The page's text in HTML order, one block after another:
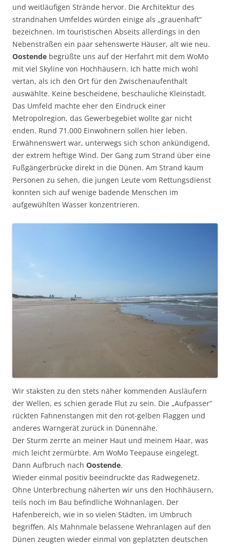
und weitläufigen Strände hervor. Die Architektur des
strandnahen Umfeldes würden einige als „grauenhaft“
bezeichnen. Im touristischen Abseits allerdings in den
Nebenstraßen ein paar sehenswerte Häuser, alt wie neu.
Oostende begrüßte uns auf der Herfahrt mit dem WoMo
mit viel Skyline von Hochhäusern. Ich hatte mich wohl
vertan, als ich den Ort für den Zwischenaufenthalt
auswählte. Keine bescheidene, beschauliche Kleinstadt.
Das Umfeld machte eher den Eindruck einer
Metropolregion, das Gewerbegebiet wollte gar nicht
enden. Rund 71.000 Einwohnern sollen hier leben.
Erwähnenswert war, unterwegs sich schon ankündigend,
der extrem heftige Wind. Der Gang zum Strand über eine
Fußgängerbrücke direkt in die Dünen. Am Strand kaum
Personen zu sehen, die jungen Leute vom Rettungsdienst
konnten sich auf wenige badende Menschen im
aufgewühlten Wasser konzentrieren.
Wir staksten zu den stets näher kommenden Ausläufern
der Wellen, es schien gerade Flut zu sein. Die „Aufpasser“
rückten Fahnenstangen mit den rot-gelben Flaggen und
anderes Warngerät zurück in Dünennähe.
Der Sturm zerrte an meiner Haut und meinem Haar, was
mich leicht zermürbte. Am WoMo Teepause eingelegt.
Dann Aufbruch nach Oostende.
Wieder einmal positiv beeindruckte das Radwegenetz.
Ohne Unterbrechung näherten wir uns den Hochhäusern,
teils noch im Bau befindliche Wohnanlagen. Der
Hafenbereich, wie in so vielen Städten, im Umbruch
begriffen. Als Mahnmale belassene Wehranlagen auf den
Dünen zeugten wieder einmal von geplatzten deutschen